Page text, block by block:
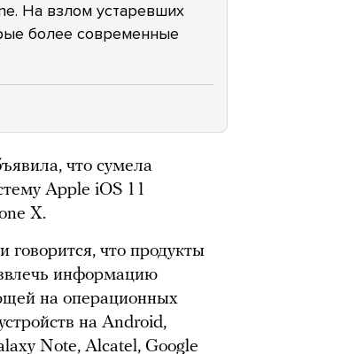
На взлом устаревших
более современные
что сумела
Apple iOS 11
X.
говорится, что продукты
информацию
на операционных
на Android,
Note, Alcatel, Google